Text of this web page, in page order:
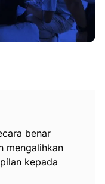
benar
mengalihkan
kepada